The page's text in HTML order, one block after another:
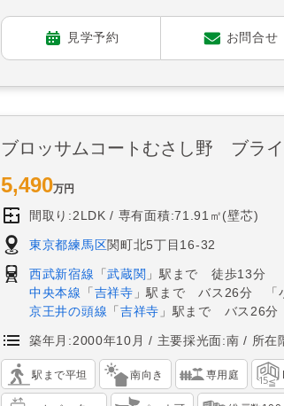
見学予約 お問合せ
ブロッサムコートむさし野 ブラ
5,490万円
間取り:2LDK 専有面積:71.91㎡(壁芯)
東京都練馬区関町北5丁目16-32
西武新宿線 「武蔵関 」駅まで 徒歩13分
中央本線
「 吉祥寺 」駅まで バス26分 「
京王井の頭線 「 吉祥寺 」駅まで バス26
築年月:2000年10月 主要採光面:南 所在
駅まで平坦 南向き 専用庭